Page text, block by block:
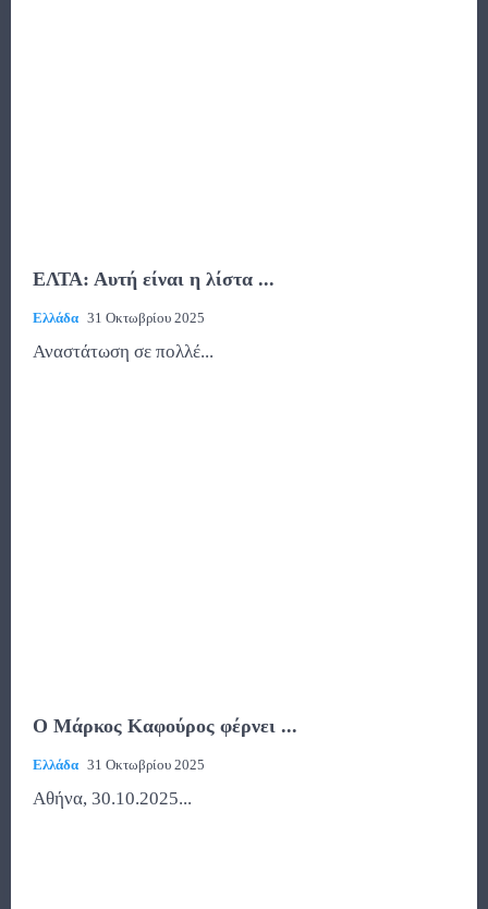
ΕΛΤΑ: Αυτή είναι η λίστα ...
Ελλάδα 31 Οκτωβρίου 2025
Αναστάτωση σε πολλέ...
Ο Μάρκος Καφούρος φέρνει ...
Ελλάδα 31 Οκτωβρίου 2025
Αθήνα, 30.10.2025...